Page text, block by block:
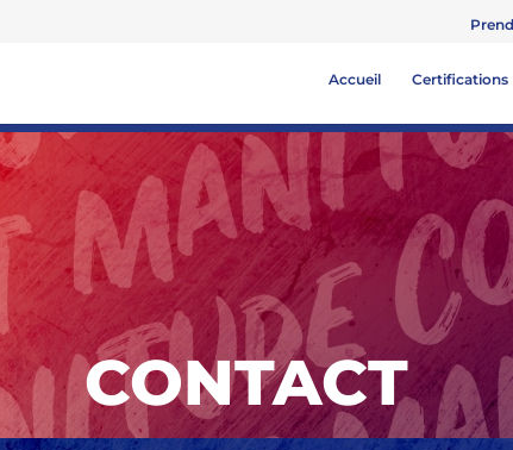
Accueil Certifications
CONTACT